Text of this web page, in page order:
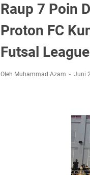
Tetap
Salat
Warga
Agenda
Hanya
Raup 7 Poin
Proton FC
Futsal
Oleh Muhammad Azam Juni